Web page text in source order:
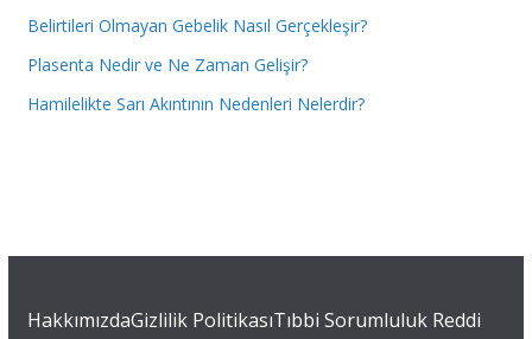
Belirtileri Olmayan Gebelik Nasıl Gerçekleşir?
Plasenta Nedir ve Ne Zaman Gelişir?
Hamilelikte Sarı Akıntının Nedenleri Nelerdir?
HakkımızdaGizlilik PolitikasıTıbbi Sorumluluk Reddi